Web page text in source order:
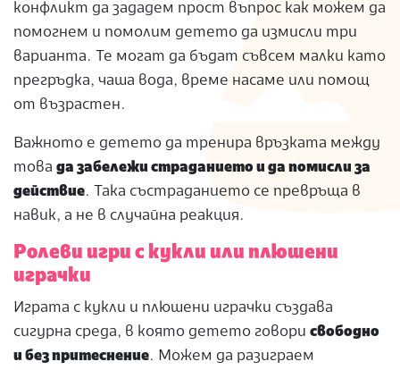
конфликт да зададем прост въпрос как можем да
помогнем и помолим детето да измисли три
варианта. Те могат да бъдат съвсем малки като
прегръдка, чаша вода, време насаме или помощ
от възрастен.
Важното е детето да тренира връзката между
това да забележи страданието и да помисли за
действие. Така състраданието се превръща в
навик, а не в случайна реакция.
Ролеви игри с кукли или плюшени
играчки
Играта с кукли и плюшени играчки създава
сигурна среда, в която детето говори свободно
и без притеснение. Можем да разиграем